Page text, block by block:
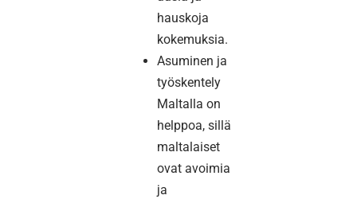
hauskoja
kokemuksia.
Asuminen ja
työskentely
Maltalla on
helppoa, sillä
maltalaiset
ovat avoimia
ja